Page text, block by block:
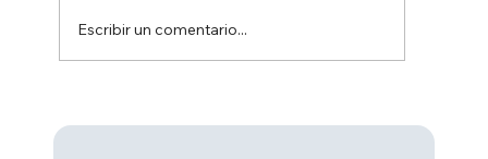
Escribir un comentario...